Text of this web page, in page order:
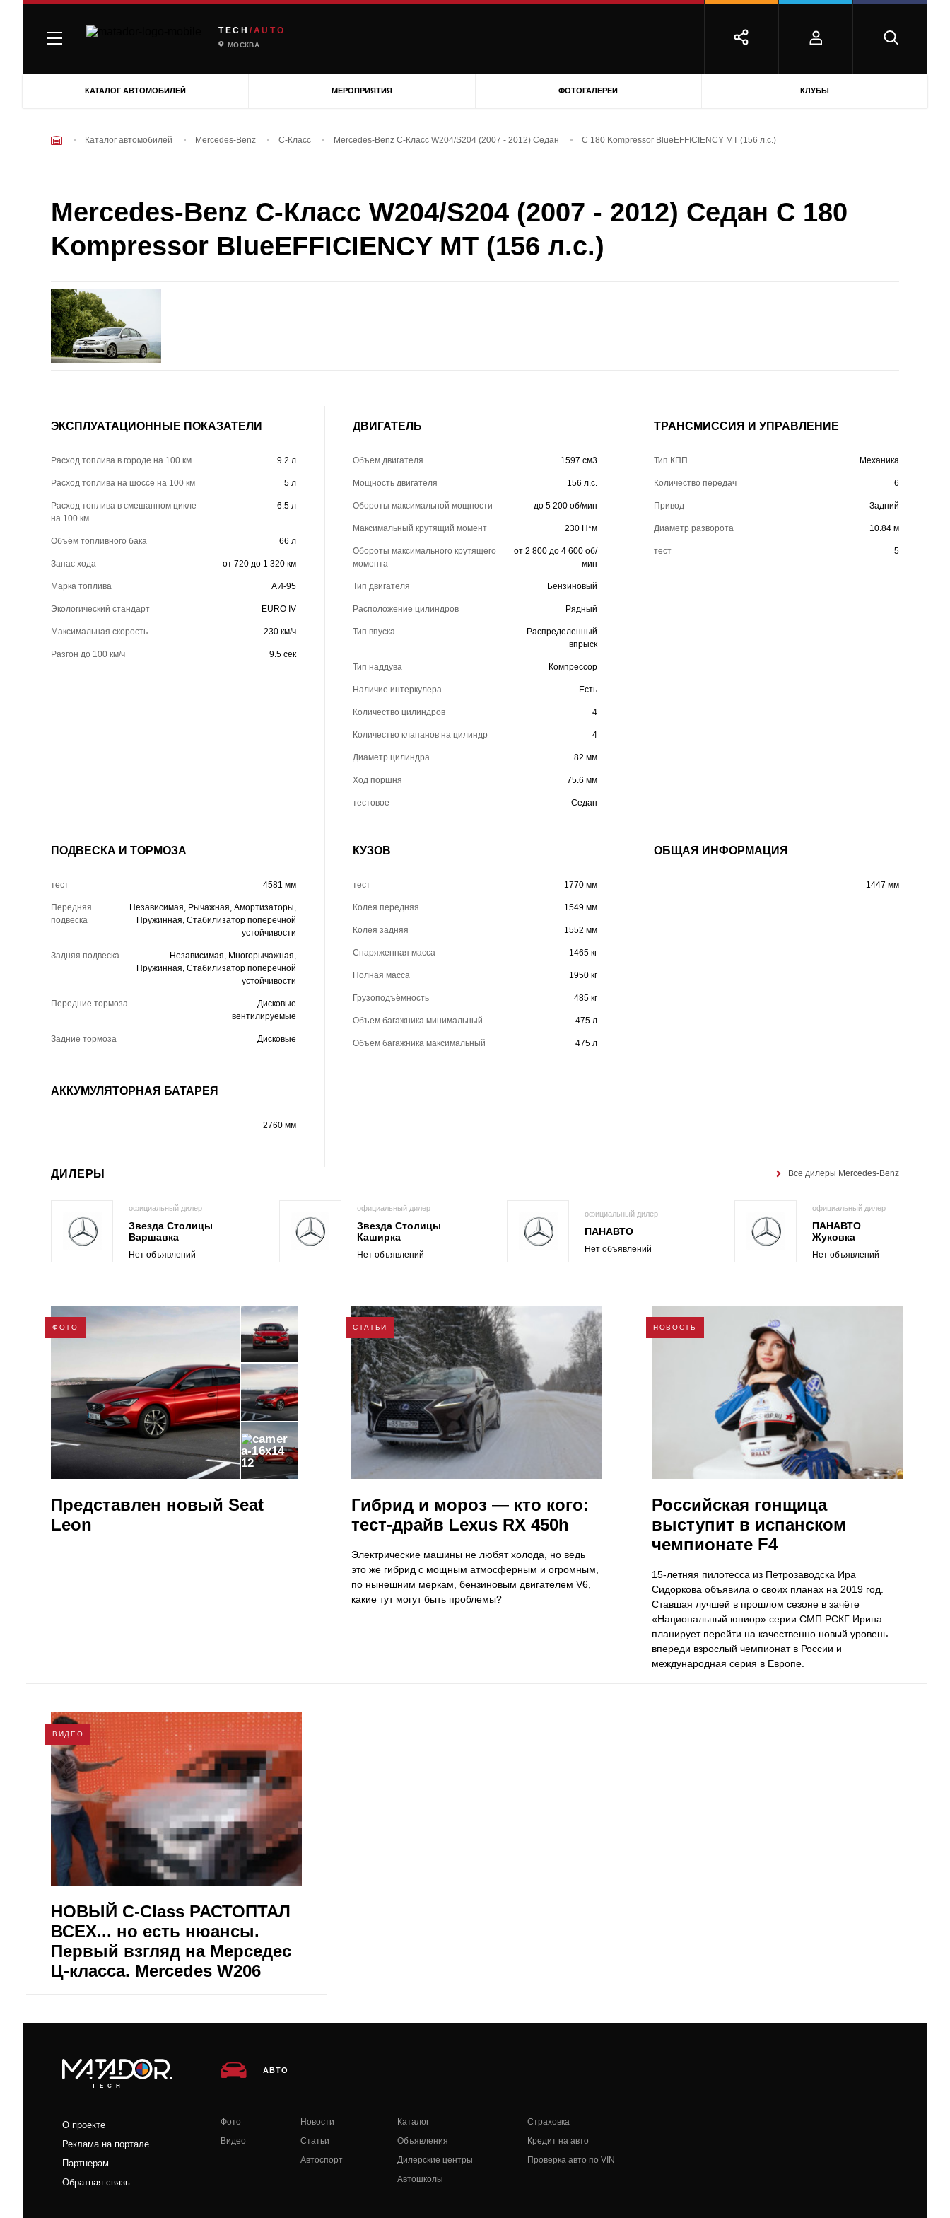
TECH /AUTO
МОСКВА
КАТАЛОГ АВТОМОБИЛЕЙ МЕРОПРИЯТИЯ ФОТОГАЛЕРЕИ КЛУБЫ
Каталог автомобилей Mercedes-Benz C-Класс Mercedes-Benz C-Класс W204/S204 (2007 - 2012) Седан C 180 Kompressor BlueEFFICIENCY MT (156 л.с.)
Mercedes-Benz C-Класс W204/S204 (2007 - 2012) Седан C 180
Kompressor BlueEFFICIENCY MT (156 л.с.)
ЭКСПЛУАТАЦИОННЫЕ ПОКАЗАТЕЛИ
Расход топлива в городе на 100 км 9.2 л
Расход топлива на шоссе на 100 км 5 л
Расход топлива в смешанном цикле
на 100 км
6.5 л
Объём топливного бака 66 л
Запас хода от 720 до 1 320 км
Марка топлива АИ-95
Экологический стандарт EURO IV
Максимальная скорость 230 км/ч
Разгон до 100 км/ч 9.5 сек
ДВИГАТЕЛЬ
Объем двигателя 1597 см3
Мощность двигателя 156 л.с.
Обороты максимальной мощности до 5 200 об/мин
Максимальный крутящий момент 230 Н*м
Обороты максимального крутящего
момента
от 2 800 до 4 600 об/
мин
Тип двигателя Бензиновый
Расположение цилиндров Рядный
Тип впуска
Распределенный
впрыск
Тип наддува Компрессор
Наличие интеркулера Есть
Количество цилиндров 4
Количество клапанов на цилиндр 4
Диаметр цилиндра 82 мм
Ход поршня 75.6 мм
тестовое Седан
ТРАНСМИССИЯ И УПРАВЛЕНИЕ
Тип КПП Механика
Количество передач 6
Привод Задний
Диаметр разворота 10.84 м
тест 5
ПОДВЕСКА И ТОРМОЗА
тест 4581 мм
Передняя
подвеска
Независимая, Рычажная, Амортизаторы,
Пружинная, Стабилизатор поперечной
устойчивости
Задняя подвеска
Независимая, Многорычажная,
Пружинная, Стабилизатор поперечной
устойчивости
Передние тормоза
Дисковые
вентилируемые
Задние тормоза Дисковые
КУЗОВ
тест 1770 мм
Колея передняя 1549 мм
Колея задняя 1552 мм
Снаряженная масса 1465 кг
Полная масса 1950 кг
Грузоподъёмность 485 кг
Объем багажника минимальный 475 л
Объем багажника максимальный 475 л
ОБЩАЯ ИНФОРМАЦИЯ
1447 мм
АККУМУЛЯТОРНАЯ БАТАРЕЯ
2760 мм
ДИЛЕРЫ Все дилеры Mercedes-Benz
официальный дилер
Звезда Столицы
Варшавка
Нет объявлений
официальный дилер
Звезда Столицы
Каширка
Нет объявлений
официальный дилер
ПАНАВТО
Нет объявлений
официальный дилер
ПАНАВТО
Жуковка
Нет объявлений
ФОТО
12
Представлен новый Seat
Leon
СТАТЬИ
Гибрид и мороз — кто кого:
тест-драйв Lexus RX 450h
Электрические машины не любят холода, но ведь
это же гибрид с мощным атмосферным и огромным,
по нынешним меркам, бензиновым двигателем V6,
какие тут могут быть проблемы?
НОВОСТЬ
Российская гонщица
выступит в испанском
чемпионате F4
15-летняя пилотесса из Петрозаводска Ира
Сидоркова объявила о своих планах на 2019 год.
Ставшая лучшей в прошлом сезоне в зачёте
«Национальный юниор» серии СМП РСКГ Ирина
планирует перейти на качественно новый уровень –
впереди взрослый чемпионат в России и
международная серия в Европе.
ВИДЕО
НОВЫЙ C-Class РАСТОПТАЛ
ВСЕХ... но есть нюансы.
Первый взгляд на Мерседес
Ц-класса. Mercedes W206
TECH
О проекте
Реклама на портале
Партнерам
Обратная связь
АВТО
Фото
Видео
Новости
Статьи
Автоспорт
Каталог
Объявления
Дилерские центры
Автошколы
Страховка
Кредит на авто
Проверка авто по VIN